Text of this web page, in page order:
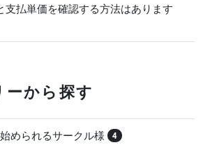
払単価を確認する方法はあります
ーから探す
められるサークル様 4